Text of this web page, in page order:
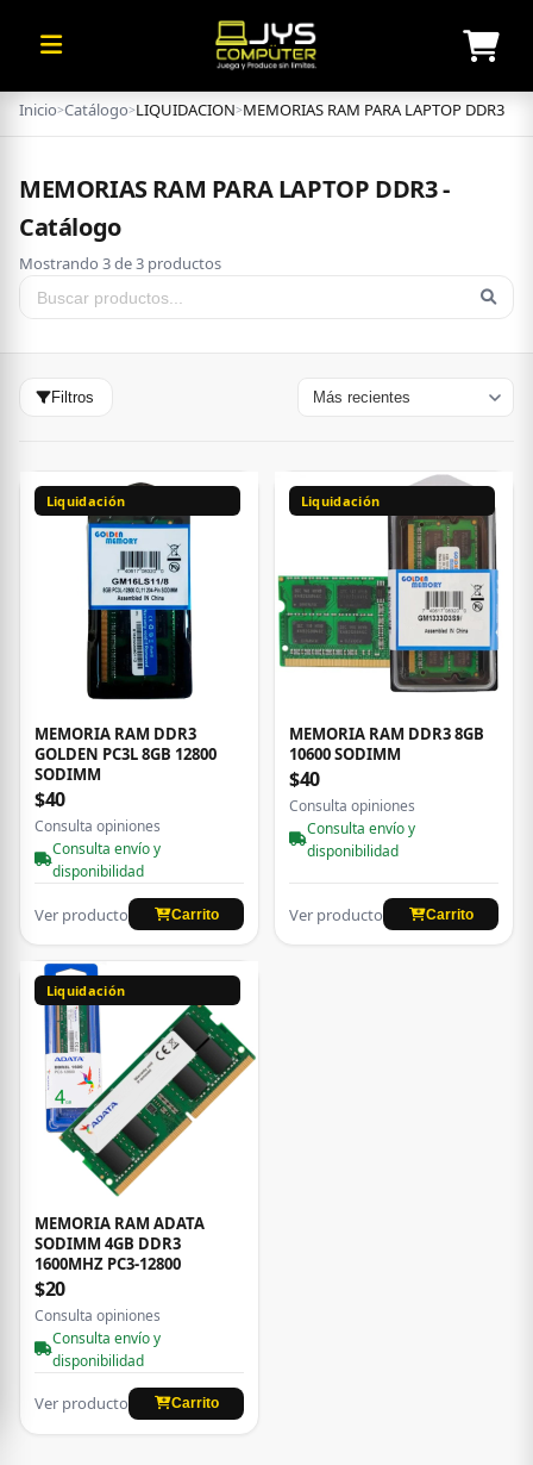
Inicio>Catálogo>LIQUIDACION>MEMORIAS RAM PARA LAPTOP DDR3
MEMORIAS RAM PARA LAPTOP DDR3 -
Catálogo
Mostrando 3 de 3 productos
Filtros
Liquidación
MEMORIA RAM DDR3
GOLDEN PC3L 8GB 12800
SODIMM
$40
Consulta opiniones
Consulta envío y
disponibilidad
Ver producto Carrito
Liquidación
MEMORIA RAM DDR3 8GB
10600 SODIMM
$40
Consulta opiniones
Consulta envío y
disponibilidad
Ver producto Carrito
Liquidación
MEMORIA RAM ADATA
SODIMM 4GB DDR3
1600MHZ PC3-12800
$20
Consulta opiniones
Consulta envío y
disponibilidad
Ver producto Carrito